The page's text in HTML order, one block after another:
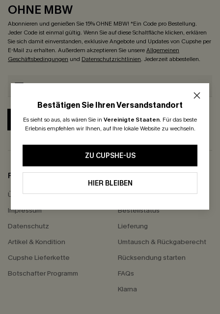
Bestätigen Sie Ihren Versandstandort
Es sieht so aus, als wären Sie in Vereinigte Staaten. Für das beste
Erlebnis empfehlen wir Ihnen, auf Ihre lokale Website zu wechseln.
ZU CUPSHE-US
HIER BLEIBEN
OHNE MBW
Abonnieren und genießen Sie 15% OHNE MBW! *Ein Code pro Bestellung.
Jeder Code ist einmal gültig. Wenn Sie auf diese Schaltfläche klicken, erklären
Sie sich damit einverstanden, exklusive Angebote und Updates von Cupshe per
E-Mail zu erhalten. Außerdem akzeptieren Sie unsereAllgemeinen
Geschäftsbedingungen und Datenschutzrichtlinien. Jederzeit abbestellen.
ABONNIEREN
FIRMENINFO
Über Uns
Impressum
Datenschutz
Artikel & Kondition
Cupshe Lieferkette
Botschafter Programm
HILFE
Kontakt
Bestellstatus
Lieferung
Umtausch & Rückgaberecht
Rücksendung starten
FAQs
Klarna